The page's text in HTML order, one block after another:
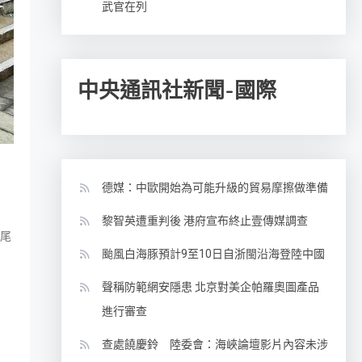
武官在列
中央通訊社新聞-國際
德媒：中歐開始為可能升級的貿易摩擦做準備
黎智英遭重判後 港府宣布終止壹傳媒調查
颱風白海豚預計9至10日自浙閩沿海登陸中國
聲稱防範網安隱患 北京對美企帕羅奧圖產品
進行審查
查處饒慶鈴 陸委會：海峽論壇影片內容未涉